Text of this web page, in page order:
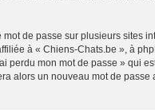
de passe sur plusieurs sites
à « Chiens-Chats.be », à
perdu mon mot de passe » qui
alors un nouveau mot de passe